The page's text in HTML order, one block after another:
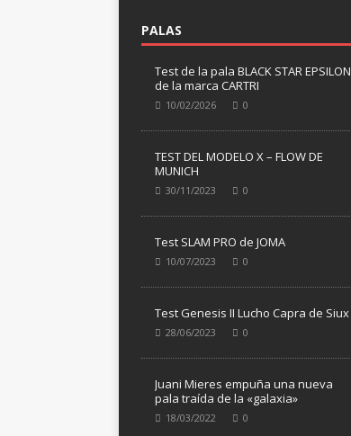
PALAS
Test de la pala BLACK STAR EPSILON
de la marca CARTRI
10/02/2026 0
TEST DEL MODELO X – FLOW DE
MUNICH
30/11/2023 0
Test SLAM PRO de JOMA
10/07/2023 0
Test Genesis II Lucho Capra de Siux
28/06/2023 0
Juani Mieres empuña una nueva
pala traída de la «galaxia»
18/03/2022 0